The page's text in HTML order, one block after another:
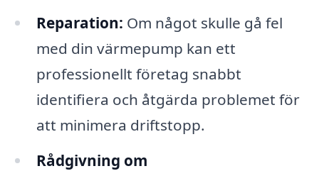
Reparation: Om något skulle gå fel
med din värmepump kan ett
professionellt företag snabbt
identifiera och åtgärda problemet för
att minimera driftstopp.
Rådgivning om